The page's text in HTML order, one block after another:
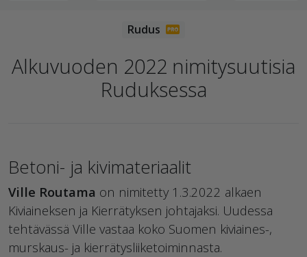
Alkuvuoden 2022 nimitysuutisia
Ruduksessa
Betoni- ja kivimateriaalit
Ville Routama on nimitetty 1.3.2022 alkaen
Kiviaineksen ja Kierrätyksen johtajaksi. Uudessa
tehtävässä Ville vastaa koko Suomen kiviaines-,
murskaus- ja kierrätysliiketoiminnasta.